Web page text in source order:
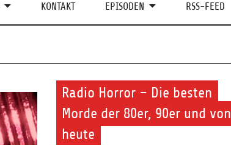
KONTAKT EPISODEN RSS-FEED
Radio Horror – Die besten
Morde der 80er, 90er und von
heute